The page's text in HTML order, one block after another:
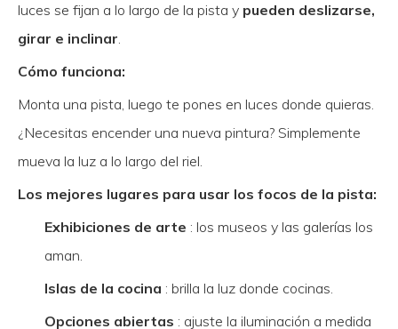
luces se fijan a lo largo de la pista y pueden deslizarse,
girar e inclinar.
Cómo funciona:
Monta una pista, luego te pones en luces donde quieras.
¿Necesitas encender una nueva pintura? Simplemente
mueva la luz a lo largo del riel.
Los mejores lugares para usar los focos de la pista:
Exhibiciones de arte : los museos y las galerías los
aman.
Islas de la cocina : brilla la luz donde cocinas.
Opciones abiertas : ajuste la iluminación a medida